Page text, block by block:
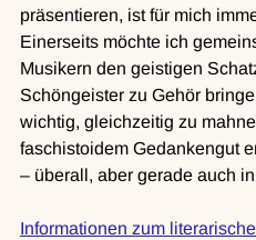
präsentieren, ist für mich
Einerseits möchte ich
Musikern den geistigen
Schöngeister zu Gehör
wichtig, gleichzeitig zu
faschistoidem Gedankengut
– überall, aber gerade auch
Informationen zum